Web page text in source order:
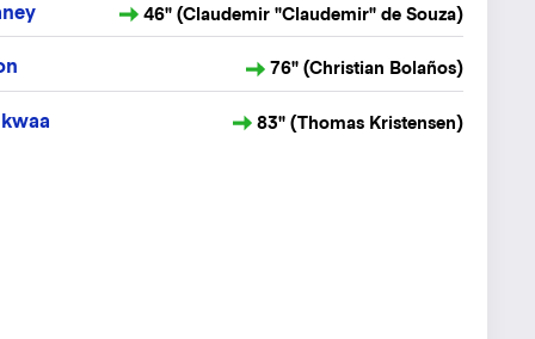
46" (Claudemir "Claudemir" de Souza)
76" (Christian Bolaños)
83" (Thomas Kristensen)